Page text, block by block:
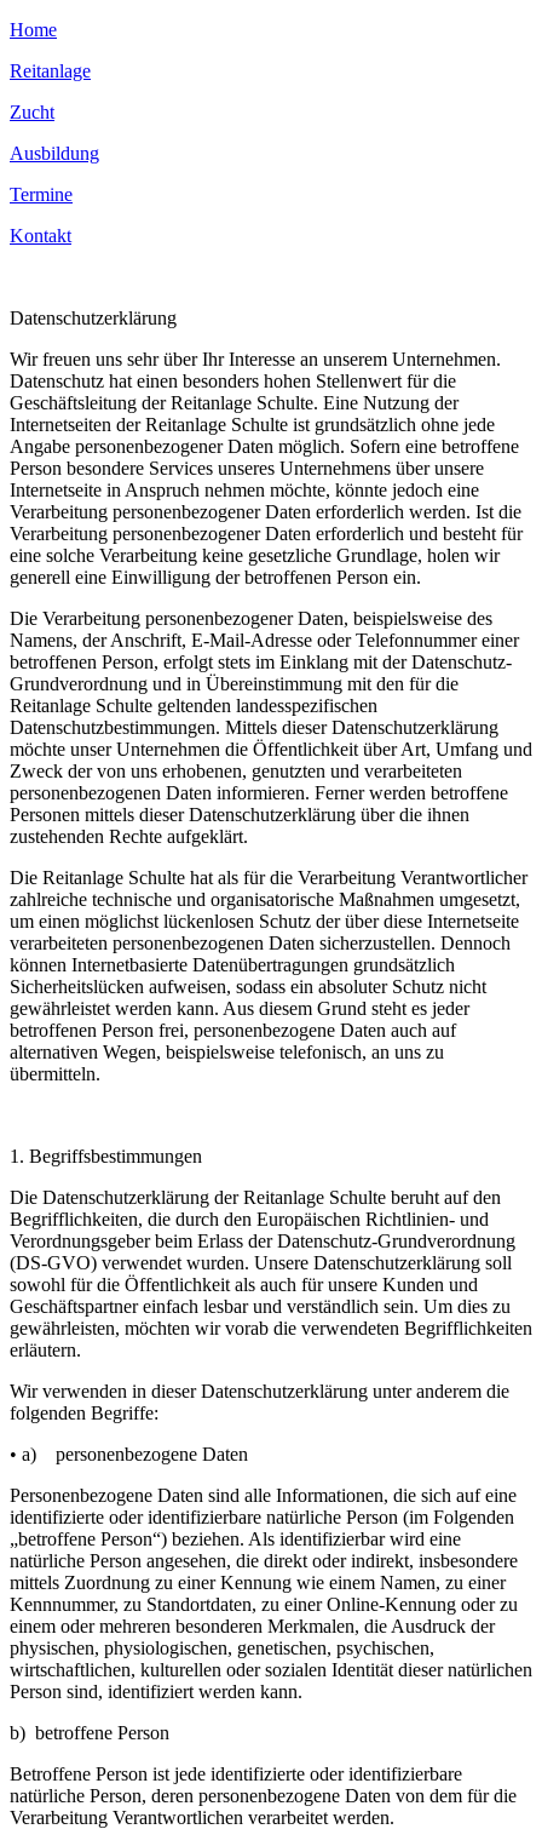
Home
Reitanlage
Zucht
Ausbildung
Termine
Kontakt
Datenschutzerklärung
Wir freuen uns sehr über Ihr Interesse an unserem Unternehmen.
Datenschutz hat einen besonders hohen Stellenwert für die
Geschäftsleitung der Reitanlage Schulte. Eine Nutzung der
Internetseiten der Reitanlage Schulte ist grundsätzlich ohne jede
Angabe personenbezogener Daten möglich. Sofern eine betroffene
Person besondere Services unseres Unternehmens über unsere
Internetseite in Anspruch nehmen möchte, könnte jedoch eine
Verarbeitung personenbezogener Daten erforderlich werden. Ist die
Verarbeitung personenbezogener Daten erforderlich und besteht für
eine solche Verarbeitung keine gesetzliche Grundlage, holen wir
generell eine Einwilligung der betroffenen Person ein.
Die Verarbeitung personenbezogener Daten, beispielsweise des
Namens, der Anschrift, E-Mail-Adresse oder Telefonnummer einer
betroffenen Person, erfolgt stets im Einklang mit der Datenschutz-
Grundverordnung und in Übereinstimmung mit den für die
Reitanlage Schulte geltenden landesspezifischen
Datenschutzbestimmungen. Mittels dieser Datenschutzerklärung
möchte unser Unternehmen die Öffentlichkeit über Art, Umfang und
Zweck der von uns erhobenen, genutzten und verarbeiteten
personenbezogenen Daten informieren. Ferner werden betroffene
Personen mittels dieser Datenschutzerklärung über die ihnen
zustehenden Rechte aufgeklärt.
Die Reitanlage Schulte hat als für die Verarbeitung Verantwortlicher
zahlreiche technische und organisatorische Maßnahmen umgesetzt,
um einen möglichst lückenlosen Schutz der über diese Internetseite
verarbeiteten personenbezogenen Daten sicherzustellen. Dennoch
können Internetbasierte Datenübertragungen grundsätzlich
Sicherheitslücken aufweisen, sodass ein absoluter Schutz nicht
gewährleistet werden kann. Aus diesem Grund steht es jeder
betroffenen Person frei, personenbezogene Daten auch auf
alternativen Wegen, beispielsweise telefonisch, an uns zu
übermitteln.
1. Begriffsbestimmungen
Die Datenschutzerklärung der Reitanlage Schulte beruht auf den
Begrifflichkeiten, die durch den Europäischen Richtlinien- und
Verordnungsgeber beim Erlass der Datenschutz-Grundverordnung
(DS-GVO) verwendet wurden. Unsere Datenschutzerklärung soll
sowohl für die Öffentlichkeit als auch für unsere Kunden und
Geschäftspartner einfach lesbar und verständlich sein. Um dies zu
gewährleisten, möchten wir vorab die verwendeten Begrifflichkeiten
erläutern.
Wir verwenden in dieser Datenschutzerklärung unter anderem die
folgenden Begriffe:
• a) personenbezogene Daten
Personenbezogene Daten sind alle Informationen, die sich auf eine
identifizierte oder identifizierbare natürliche Person (im Folgenden
„betroffene Person“) beziehen. Als identifizierbar wird eine
natürliche Person angesehen, die direkt oder indirekt, insbesondere
mittels Zuordnung zu einer Kennung wie einem Namen, zu einer
Kennnummer, zu Standortdaten, zu einer Online-Kennung oder zu
einem oder mehreren besonderen Merkmalen, die Ausdruck der
physischen, physiologischen, genetischen, psychischen,
wirtschaftlichen, kulturellen oder sozialen Identität dieser natürlichen
Person sind, identifiziert werden kann.
b) betroffene Person
Betroffene Person ist jede identifizierte oder identifizierbare
natürliche Person, deren personenbezogene Daten von dem für die
Verarbeitung Verantwortlichen verarbeitet werden.